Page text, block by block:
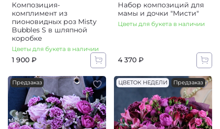
Композиция-
комплимент из
пионовидных роз Misty
Bubbles S в шляпной
коробке
Цветы для букета в наличии
1 900 ₽
Набор композиций для
мамы и дочки "Мисти"
Цветы для букета в наличии
4 370 ₽
Предзаказ ЦВЕТОК НЕДЕЛИ Предзаказ